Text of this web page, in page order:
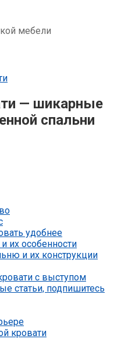
мебели
— шикарные
спальни
удобнее
их особенности
и их конструкции
с выступом
статьи, подпишитесь
кровати